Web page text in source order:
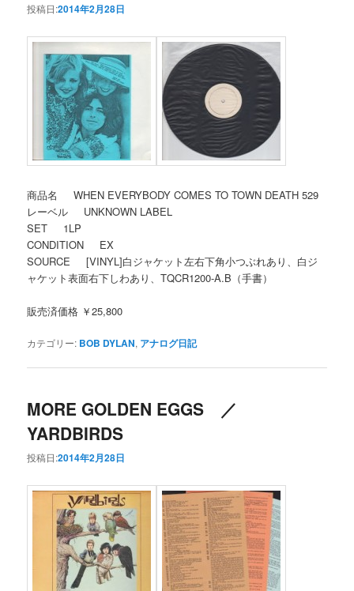
投稿日:2014年2月28日
商品名 WHEN EVERYBODY COMES TO TOWN DEATH 529
レーベル UNKNOWN LABEL
SET 1LP
CONDITION EX
SOURCE [VINYL]白ジャケット左右下角小つぶれあり、白ジ
ャケット表面右下しわあり、TQCR1200-A.B（手書）
販売済価格 ￥25,800
カテゴリー: BOB DYLAN, アナログ日記
MORE GOLDEN EGGS ／
YARDBIRDS
投稿日:2014年2月28日